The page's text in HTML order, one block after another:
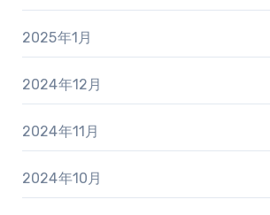
2025年1月
2024年12月
2024年11月
2024年10月